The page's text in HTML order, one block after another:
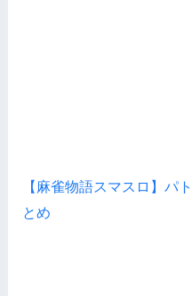
【麻雀物語スマスロ】パ
とめ